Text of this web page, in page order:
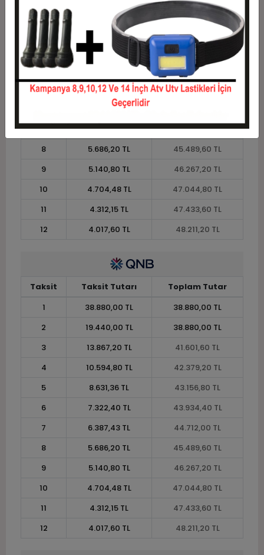
1
38.880,00 TL
38.880,00 TL
2
19.440,00 TL
38.880,00 TL
3
13.867,20 TL
41.601,60 TL
4
10.594,80 TL
42.379,20 TL
5
8.631,36 TL
43.156,80 TL
7.322,40 TL
7
6.387,43 TL
44.712,00 TL
8
5.686,20 TL
45.489,60 TL
9
5.140,80 TL
46.267,20 TL
10
4.704,48 TL
47.044,80 TL
11
4.312,15 TL
47.433,60 TL
12
4.017,60 TL 48.211,20 TL
Taksit Taksit Tutarı
Toplam Tutar
1
38.880,00 TL
38.880,00 TL
2
19.440,00 TL
38.880,00 TL
3
13.867,20 TL
41.601,60 TL
4
10.594,80 TL
42.379,20 TL
5
8.631,36 TL
43.156,80 TL
6
7.322,40 TL
43.934,40 TL
7
6.387,43 TL
44.712,00 TL
8
5.686,20 TL
45.489,60 TL
9
5.140,80 TL
46.267,20 TL
10
4.704,48 TL
47.044,80 TL
11
4.312,15 TL
47.433,60 TL
12
4.017,60 TL 48.211,20 TL